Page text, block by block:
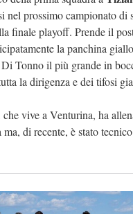
nel prossimo campionato di
finale playoff. Prende il
la panchina
Tonno il più grande in
la dirigenza e dei tifosi
vive a Venturina, ha
di recente, è stato